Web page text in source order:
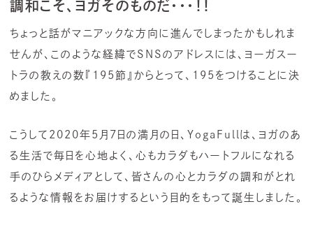
調和こそ、ヨガそのものだ・・・！！
ちょっと話がマニアックな方向に進んでしまったかもしれま
せんが、このような経緯でSNSのアドレスには、ヨーガスー
トラの教えの数『195節』からとって、195をつけることに決
めました。
こうして2020年5月7日の満月の日、YogaFullは、ヨガのあ
る生活で毎日を心地よく、心もカラダもハートフルになれる
手のひらメディアとして、皆さんの心とカラダの調和がとれ
るような情報をお届けするという目的をもって誕生しました。